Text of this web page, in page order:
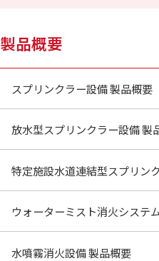
製品概要
スプリンクラー設備 製品概要
放水型スプリンクラー設備 製
特定施設水道連結型スプリン
ウォーターミスト消火システ
水噴霧消火設備 製品概要